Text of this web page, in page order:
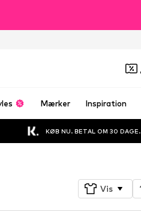
Mærker Inspiration
KØB NU. BETAL OM 30 DAGE.
Vis